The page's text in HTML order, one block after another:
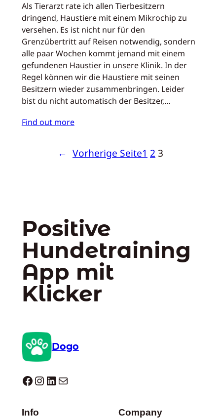
Als Tierarzt rate ich allen Tierbesitzern
dringend, Haustiere mit einem Mikrochip zu
versehen. Es ist nicht nur für den
Grenzübertritt auf Reisen notwendig, sondern
alle paar Wochen kommt jemand mit einem
gefundenen Haustier in unsere Klinik. In der
Regel können wir die Haustiere mit seinen
Besitzern wieder zusammenbringen. Leider
bist du nicht automatisch der Besitzer,…
Find out more
← Vorherige Seite1 2 3
Positive
Hundetraining
App mit
Klicker
Dogo
Dogo facebook InstagramLinkedIn E-Mail
Info Company